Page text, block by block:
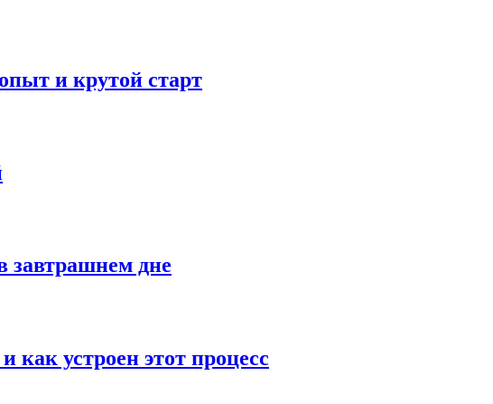
и крутой старт
завтрашнем дне
устроен этот процесс